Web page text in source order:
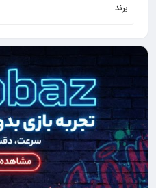
برند